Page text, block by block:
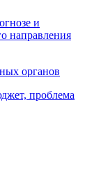
и
направления
органов
проблема